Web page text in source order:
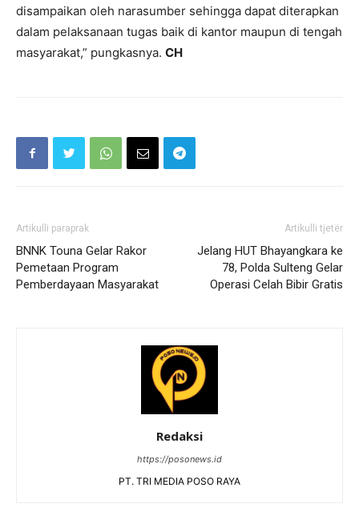
disampaikan oleh narasumber sehingga dapat diterapkan
dalam pelaksanaan tugas baik di kantor maupun di tengah
masyarakat,” pungkasnya. CH
Artikulli paraprak
BNNK Touna Gelar Rakor
Pemetaan Program
Pemberdayaan Masyarakat
Artikulli tjetër
Jelang HUT Bhayangkara ke
78, Polda Sulteng Gelar
Operasi Celah Bibir Gratis
Redaksi
https://posonews.id
PT. TRI MEDIA POSO RAYA